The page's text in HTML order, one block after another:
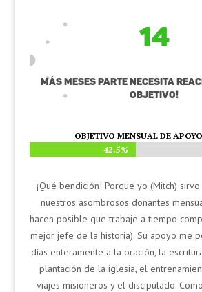
14
MÁS MESES PARTE NECESITA
Objetivo!
OBJETIVO MENSUAL DE
42.5%
42.5%
¡Qué bendición! Porque yo (Mitch)
nuestros asombrosos donantes
hacen posible que trabaje a tiempo
mejor jefe de la historia). Su apoyo me
días enteramente a la oración, la
plantación de la iglesia, el
viajes misioneros y el discipulado.